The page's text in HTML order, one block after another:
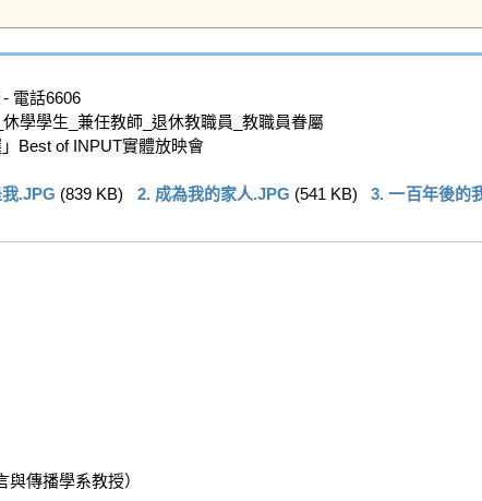
電話6606
學學生_兼任教師_退休教職員_教職員眷屬
Best of INPUT實體放映會
.JPG (839 KB) 2. 成為我的家人.JPG (541 KB) 3. 一百年後的
傳播學系教授）